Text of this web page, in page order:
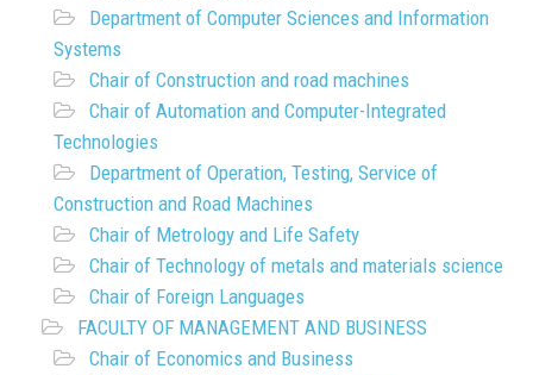
Department of Computer Sciences and Information
Systems
Chair of Construction and road machines
Chair of Automation and Computer-Integrated
Technologies
Department of Operation, Testing, Service of
Construction and Road Machines
Chair of Metrology and Life Safety
Chair of Technology of metals and materials science
Chair of Foreign Languages
FACULTY OF MANAGEMENT AND BUSINESS
Chair of Economics and Business